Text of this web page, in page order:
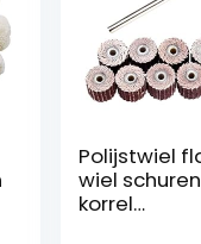
Polijstwiel
wiel
korrel